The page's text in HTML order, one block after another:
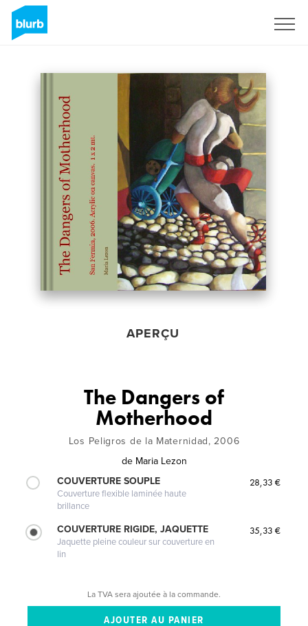
APERÇU
The Dangers of
Motherhood
Los Peligros de la Maternidad, 2006
de Maria Lezon
COUVERTURE SOUPLE
Couverture flexible laminée haute
brillance
28,33 €
COUVERTURE RIGIDE, JAQUETTE
Jaquette pleine couleur sur couverture en
lin
35,33 €
La TVA sera ajoutée à la commande.